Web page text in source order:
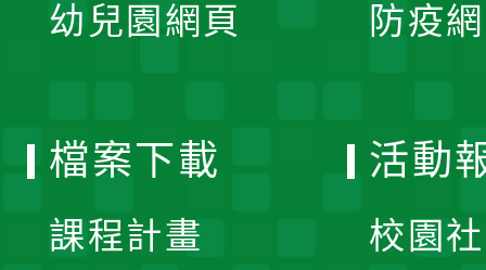
幼兒園網頁 防疫
檔案下載
課程計畫
活動
校園